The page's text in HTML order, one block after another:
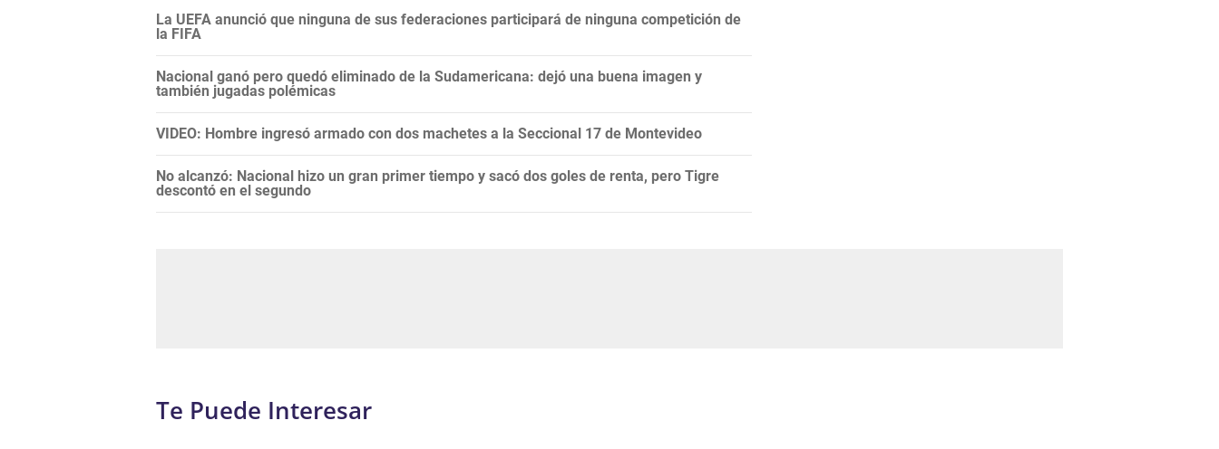
La UEFA anunció que ninguna de sus federaciones participará de ninguna competición de
la FIFA
Nacional ganó pero quedó eliminado de la Sudamericana: dejó una buena imagen y
también jugadas polémicas
VIDEO: Hombre ingresó armado con dos machetes a la Seccional 17 de Montevideo
No alcanzó: Nacional hizo un gran primer tiempo y sacó dos goles de renta, pero Tigre
descontó en el segundo
Te Puede Interesar